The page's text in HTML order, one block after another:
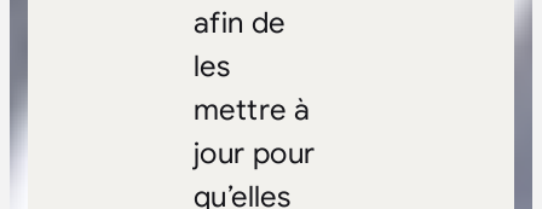
afin de
les
mettre à
jour pour
qu’elles